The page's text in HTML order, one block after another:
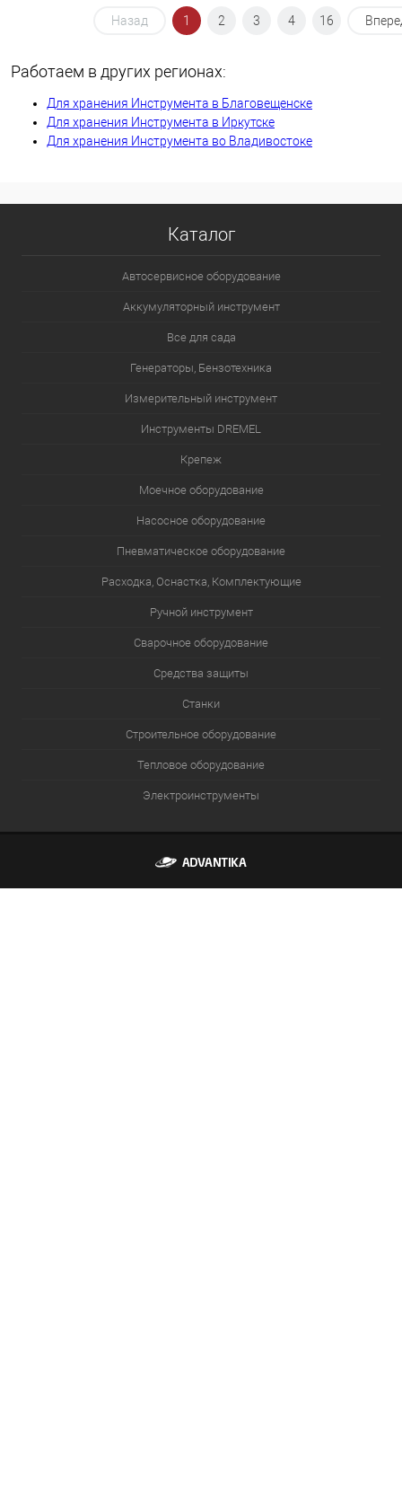
Назад 1 2 3 4 16
Работаем в других регионах:
Для хранения Инструмента в Благовещенске
Для хранения Инструмента в Иркутске
Для хранения Инструмента во Владивостоке
Каталог
Автосервисное оборудование
Аккумуляторный инструмент
Все для сада
Генераторы, Бензотехника
Измерительный инструмент
Инструменты DREMEL
Крепеж
Моечное оборудование
Насосное оборудование
Пневматическое оборудование
Расходка, Оснастка, Комплектующие
Ручной инструмент
Сварочное оборудование
Средства защиты
Станки
Строительное оборудование
Тепловое оборудование
Электроинструменты